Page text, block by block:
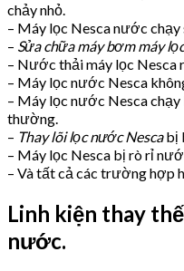
chảy nhỏ.
– Máy lọc Nesca nước
– Sửa chữa máy bơm máy
– Nước thải máy lọc Nesca
– Máy lọc nước Nesca
– Máy lọc nước Nesca
thường.
– Thay lõi lọc nước Nescabị
– Máy lọc Nesca bị rò rỉ
– Và tất cả các trường hợp
Linh kiện thay
nước.